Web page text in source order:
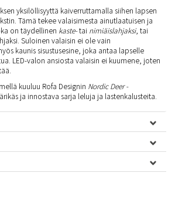
yksilöllisyyttä kaiverruttamalla siihen lapsen
Tämä tekee valaisimesta ainutlaatuisen ja
on täydellinen kaste-tai nimiäislahjaksi, tai
Suloinen valaisin ei ole vain
kaunis sisustusesine, joka antaa lapselle
LED-valon ansiosta valaisin ei kuumene, joten
kuuluu Rofa Designin Nordic Deer -
ja innostava sarja leluja ja lastenkalusteita.